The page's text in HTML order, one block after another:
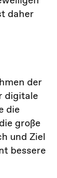
daher
der
digitale
die
große
und Ziel
bessere